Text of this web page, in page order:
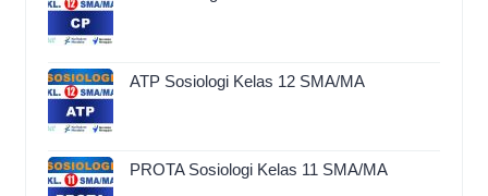
ATP Sosiologi Kelas 12 SMA/MA
PROTA Sosiologi Kelas 11 SMA/MA